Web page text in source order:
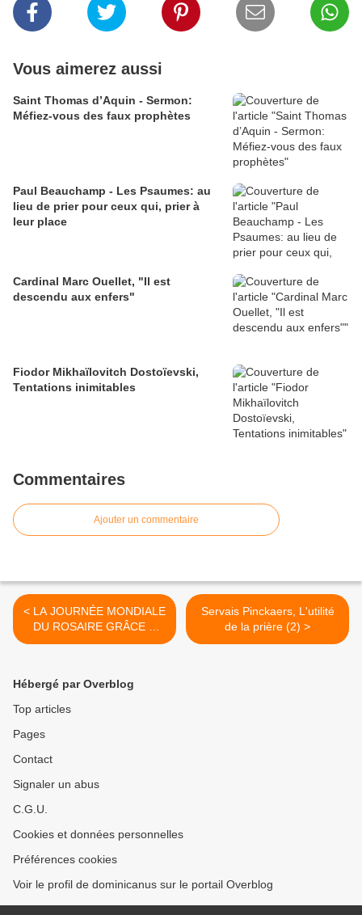
Vous aimerez aussi
Saint Thomas d’Aquin - Sermon:
Méfiez-vous des faux prophètes
Paul Beauchamp - Les Psaumes: au
lieu de prier pour ceux qui, prier à
leur place
Cardinal Marc Ouellet, "Il est
descendu aux enfers"
Fiodor Mikhaïlovitch Dostoïevski,
Tentations inimitables
Commentaires
Ajouter un commentaire
< LA JOURNÉE MONDIALE
DU ROSAIRE GRÂCE À
UNE ESCROQUERIE
Servais Pinckaers, L'utilité
de la prière (2) >
Hébergé par Overblog
Top articles
Pages
Contact
Signaler un abus
C.G.U.
Cookies et données personnelles
Préférences cookies
Voir le profil de dominicanus sur le portail Overblog